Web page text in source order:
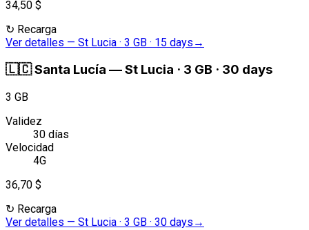
34,50 $
↻ Recarga
Ver detalles — St Lucia · 3 GB · 15 days →
🇱🇨Santa Lucía —St Lucia · 3 GB · 30 days
3 GB
Validez
30 días
Velocidad
4G
36,70 $
↻ Recarga
Ver detalles — St Lucia · 3 GB · 30 days →